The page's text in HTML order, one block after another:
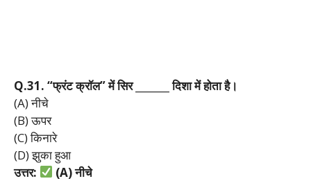
Q.31. “फ्रंटक्रॉल”मेंसिर _______दिशामेंहोताहै।
(A) नीचे
(B) ऊपर
(C) किनारे
(D) झुका हुआ
उत्तर:
(A)नीचे